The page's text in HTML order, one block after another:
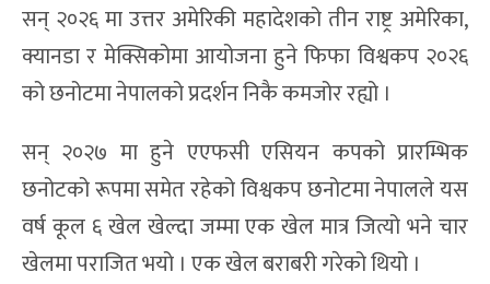
सन् २०२६ मा उत्तर अमेरिकी महादेशको तीन राष्ट्र अमेरिका,
क्यानडा र मेक्सिकोमा आयोजना हुने फिफा विश्वकप २०२६
को छनोटमा नेपालको प्रदर्शन निकै कमजोर रह्यो ।
सन् २०२७ मा हुने एएफसी एसियन कपको प्रारम्भिक
छनोटको रूपमा समेत रहेको विश्वकप छनोटमा नेपालले यस
वर्ष कूल ६ खेल खेल्दा जम्मा एक खेल मात्र जित्यो भने चार
खेलमा पराजित भयो । एक खेल बराबरी गरेको थियो ।